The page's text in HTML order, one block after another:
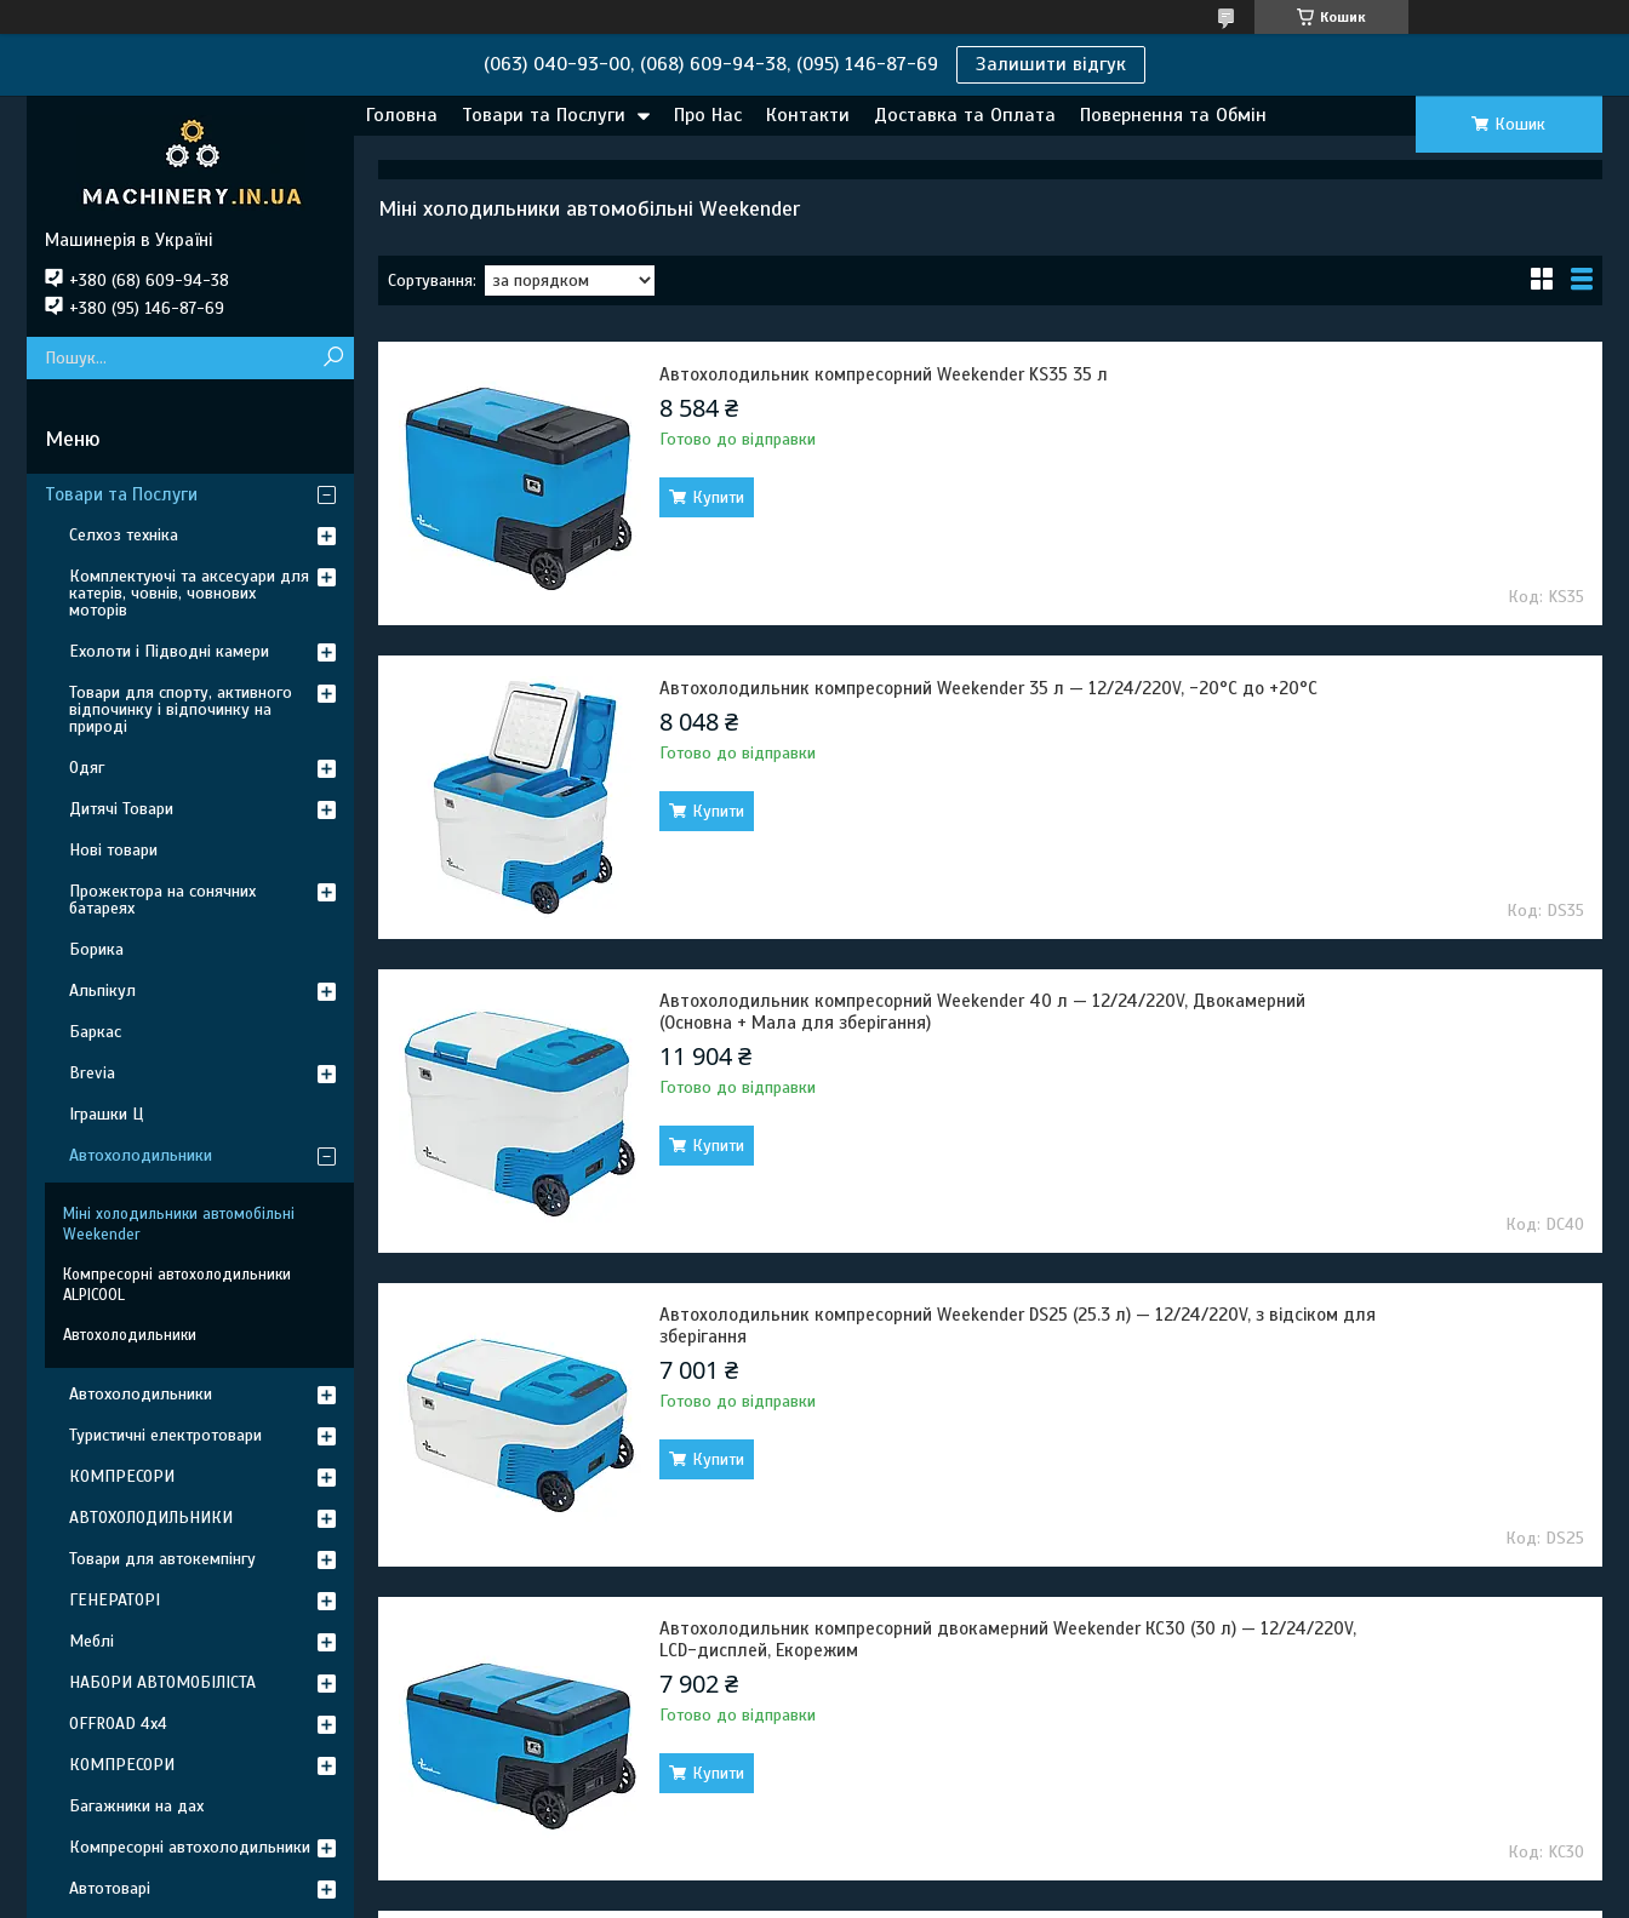
Кошик
(063) 040-93-00, (068) 609-94-38, (095) 146-87-69 Залишити відгук
Головна Товари та Послуги Про Нас Контакти Доставка та Оплата Повернення та Обмін Кошик
Міні холодильники автомобільні Weekender
Автохолодильник компресорний Weekender KS35 35 л
8 584 ₴
Готово до відправки
Купити
KS35
Автохолодильник компресорний Weekender 35 л — 12/24/220V, -20°C до +20°C
8 048 ₴
Готово до відправки
Купити
DS35
Автохолодильник компресорний Weekender 40 л — 12/24/220V, Двокамерний
(Основна + Мала для зберігання)
11 904 ₴
Готово до відправки
Купити
DC40
Автохолодильник компресорний Weekender DS25 (25.3 л) — 12/24/220V, з відсіком для
зберігання
7 001 ₴
Готово до відправки
Купити
DS25
Автохолодильник компресорний двокамерний Weekender КС30 (30 л) — 12/24/220V,
LCD-дисплей, Екорежим
7 902 ₴
Готово до відправки
Купити
KC30
Машинерія в Україні
+380 (68) 609-94-38
+380 (95) 146-87-69
Товари та Послуги
Селхоз техніка
Комплектуючі та аксесуари для
катерів, човнів, човнових
моторів
Ехолоти і Підводні камери
Товари для спорту, активного
відпочинку і відпочинку на
природі
Одяг
Дитячі Товари
Нові товари
Прожектора на сонячних
батареях
Борика
Альпікул
Баркас
Brevia
Іграшки Ц
Автохолодильники
Міні холодильники автомобільні
Weekender
Компресорні автохолодильники
ALPICOOL
Автохолодильники
Автохолодильники
Туристичні електротовари
КОМПРЕСОРИ
АВТОХОЛОДИЛЬНИКИ
Товари для автокемпінгу
ГЕНЕРАТОРІ
Меблі
НАБОРИ АВТОМОБІЛІСТА
OFFROAD 4х4
КОМПРЕСОРИ
Багажники на дах
Компресорні автохолодильники
Автотоварі